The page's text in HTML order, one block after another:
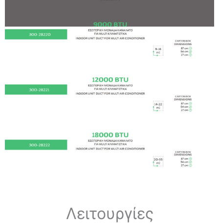
Λειτουργίες